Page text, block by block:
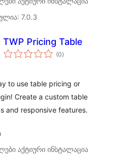
7.0.3
TWP Pricing Table
(0საერთო
რეიტინგი
)
to use table pricing or
Create a custom table
and responsive features.
აქტიური ინსტალაცია